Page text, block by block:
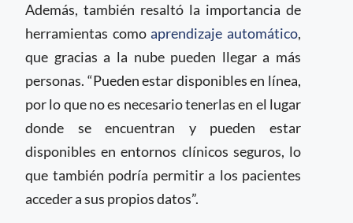
Además, también resaltó la importancia de
herramientas comoaprendizaje automático,
que gracias a la nube pueden llegar a más
personas. “Pueden estar disponibles en línea,
por lo que no es necesario tenerlas en el lugar
donde se encuentran y pueden estar
disponibles en entornos clínicos seguros, lo
que también podría permitir a los pacientes
acceder a sus propios datos”.